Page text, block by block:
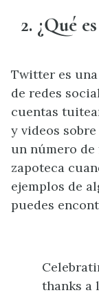
2. ¿Qué
Twitter es
de redes
cuentas
y videos
un número
zapoteca
ejemplos de
puedes
thanks a